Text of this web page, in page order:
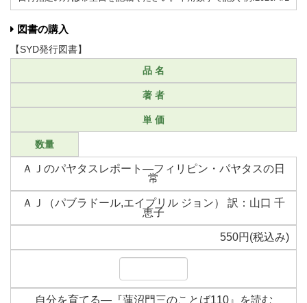
図書の購入
【SYD発行図書】
品 名
著 者
単 価
数量
ＡＪのパヤタスレポート―フィリピン・パヤタスの日
常
ＡＪ（パブラドール,エイプリル ジョン） 訳：山口 千
恵子
550円(税込み)
自分を育てる―『蓮沼門三のことば110』を読む